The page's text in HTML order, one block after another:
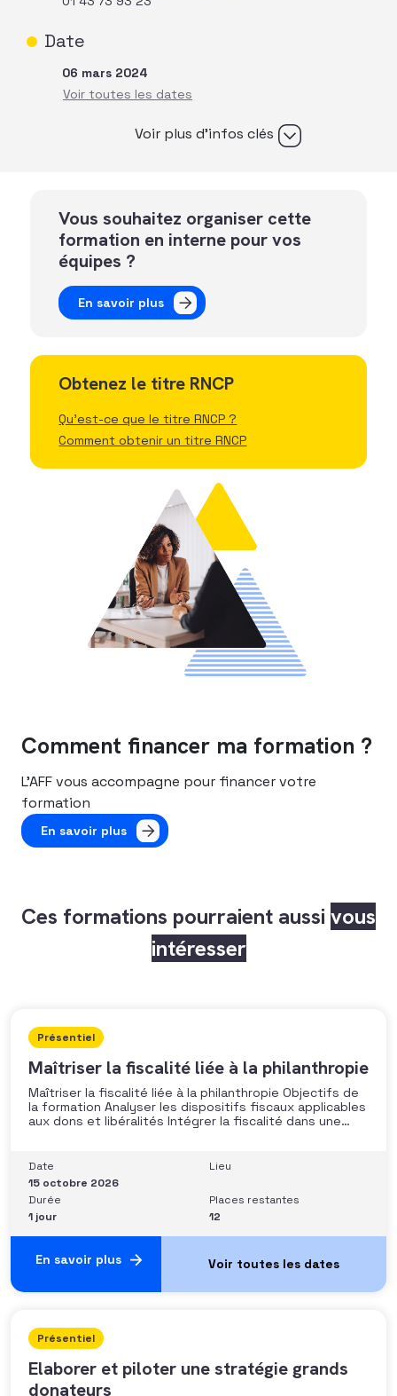
Date
06 mars 2024
Voir plus d’infos clés
Vous souhaitez organiser cette
formation en interne pour vos
équipes ?
En savoir plus
Obtenez le titre RNCP
Qu'est-ce que le titre RNCP ?
Comment obtenir un titre RNCP
Comment financer ma formation ?
L’AFF vous accompagne pour financer votre
formation
En savoir plus
Ces formations pourraient aussi vous
intéresser
Présentiel
Maîtriser la fiscalité liée à la philanthropie
Maîtriser la fiscalité liée à la philanthropie Objectifs de
la formation Analyser les dispositifs fiscaux applicables
aux dons et libéralités Intégrer la fiscalité dans une
situations nécessitant un arbitrage juridique
Compétences et aptitudes Comprendre les régimes
Date
15 octobre 2026
Lieu
Durée
1 jour
Places restantes
12
En savoir plus
Présentiel
Elaborer et piloter une stratégie grands
donateurs